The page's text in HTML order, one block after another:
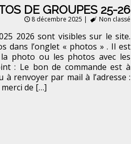
DE GROUPES 25-26
8 décembre 2025 | Non classé
2026 sont visibles sur le site.
dans l’onglet « photos » . Il est
photo ou les photos avec les
: Le bon de commande est à
renvoyer par mail à l’adresse :
de […]